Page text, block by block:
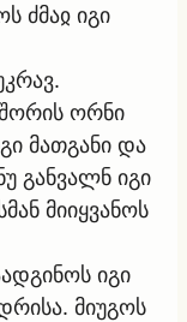
ძმაჲ იგი
ორნი
მათგანი და
განვალნ იგი
მიიყვანოს
იგი
მიუგოს